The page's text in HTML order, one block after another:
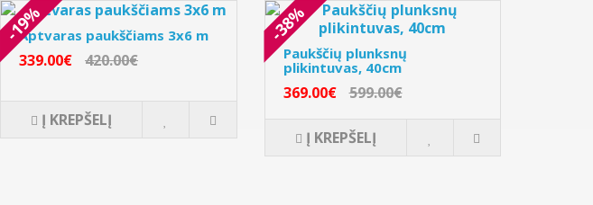
-19%
Aptvaras paukščiams 3x6 m
339.00€ 420.00€
Į KREPŠELĮ
-38%
Paukščių plunksnų
plikintuvas, 40cm
369.00€ 599.00€
Į KREPŠELĮ